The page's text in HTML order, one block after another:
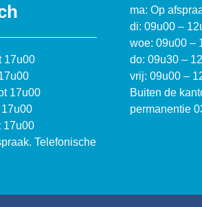
17u00
17u00
17u00
Telefonische
ma: Op
di: 09u00 –
woe: 09u00 –
do: 09u30 –
vrij: 09u00 –
Buiten de
permanentie